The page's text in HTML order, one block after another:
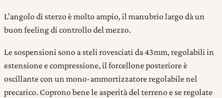
L’angolo di sterzo è molto ampio, il manubrio largo dà un
buon feeling di controllo del mezzo.
Le sospensioni sono a steli rovesciati da 43mm, regolabili in
estensione e compressione, il forcellone posteriore è
oscillante con un mono-ammortizzatore regolabile nel
precarico. Coprono bene le asperità del terreno e se regolate